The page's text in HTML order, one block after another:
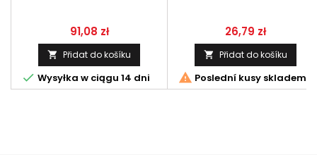
Cena
91,08 zł
 Přidat do košíku
 Wysyłka w ciągu 14 dni
Cena
26,79 zł
 Přidat do košíku
 Poslední kusy skladem